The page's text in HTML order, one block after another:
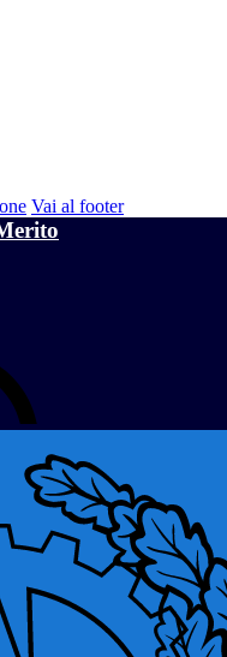
Vai al footer